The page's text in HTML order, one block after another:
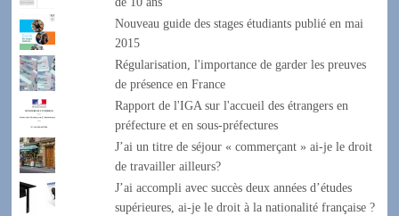
Nouveau guide des stages étudiants publié en mai
2015
Régularisation, l'importance de garder les preuves
de présence en France
Rapport de l'IGA sur l'accueil des étrangers en
préfecture et en sous-préfectures
J’ai un titre de séjour « commerçant » ai-je le droit
de travailler ailleurs?
J’ai accompli avec succès deux années d’études
supérieures, ai-je le droit à la nationalité française ?